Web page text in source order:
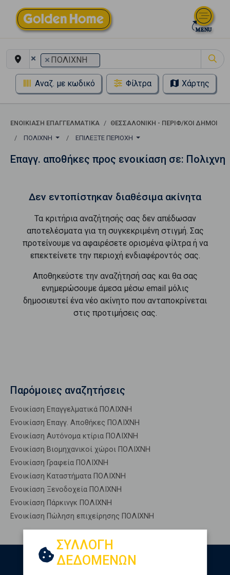
× × ΠΟΛΙΧΝΗ
Αναζ. με κωδικό Φίλτρα Χάρτης
ΕΝΟΙΚΊΑΣΗ ΕΠΑΓΓΕΛΜΑΤΙΚΆ
ΘΕΣΣΑΛΟΝΙΚΗ - ΠΕΡΙΦ/ΚΟΙ ΔΗΜΟΙ
ΠΟΛΙΧΝΗ
ΕΠΙΛΈΞΤΕ ΠΕΡΙΟΧΉ
Επαγγ. αποθήκες προς ενοικίαση σε: Πολιχνη
Δεν εντοπίστηκαν διαθέσιμα ακίνητα
Τα κριτήρια αναζήτησής σας δεν απέδωσαν
αποτελέσματα για τη συγκεκριμένη στιγμή. Σας
προτείνουμε να αφαιρέσετε ορισμένα φίλτρα ή να
επεκτείνετε την περιοχή ενδιαφέροντός σας.
Αποθηκεύστε την αναζήτησή σας και θα σας
ενημερώσουμε άμεσα μέσω email μόλις
δημοσιευτεί ένα νέο ακίνητο που ανταποκρίνεται
στις προτιμήσεις σας.
Παρόμοιες αναζητήσεις
Ενοικίαση Επαγγελματικά ΠΟΛΙΧΝΗ
Ενοικίαση Επαγγ. Αποθήκες ΠΟΛΙΧΝΗ
Ενοικίαση Αυτόνομα κτίρια ΠΟΛΙΧΝΗ
Ενοικίαση Βιομηχανικοί χώροι ΠΟΛΙΧΝΗ
Ενοικίαση Γραφεία ΠΟΛΙΧΝΗ
Ενοικίαση Καταστήματα ΠΟΛΙΧΝΗ
Ενοικίαση Ξενοδοχεία ΠΟΛΙΧΝΗ
Ενοικίαση Πάρκινγκ ΠΟΛΙΧΝΗ
Ενοικίαση Πώληση επιχείρησης ΠΟΛΙΧΝΗ
ΣΥΛΛΟΓΗ
ΔΕΔΟΜΕΝΩΝ